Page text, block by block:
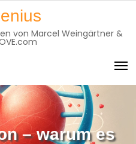
von Marcel Weingärtner &
– warum es